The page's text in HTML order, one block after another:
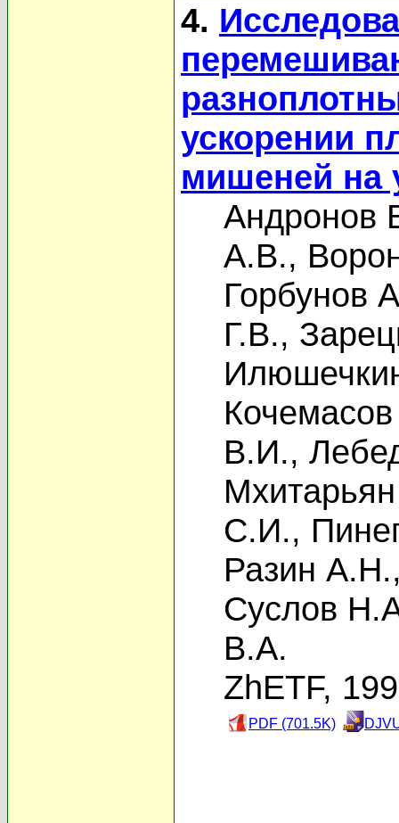
4.
ускорении
мишеней на
Андронов
А.В.,
Горбунов
Г.В.,
Кочемасов
В.И.,
С.И.,
Разин А.Н.
Суслов
В.А.
ZhETF,
PDF (701.5K)